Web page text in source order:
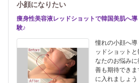
小顔になりたい
痩身性美容液レッドショットで韓国美肌へ
験♪
憧れの小顔へ
ッドショット
なたのお悩み
善も期待でき
に入れましょう